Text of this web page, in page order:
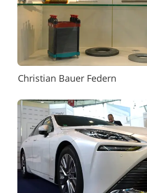
Christian Bauer Federn